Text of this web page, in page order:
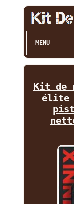
MENU
Kit de
élite